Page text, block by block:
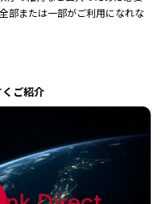
部または一部がご利用になれな
ご紹介